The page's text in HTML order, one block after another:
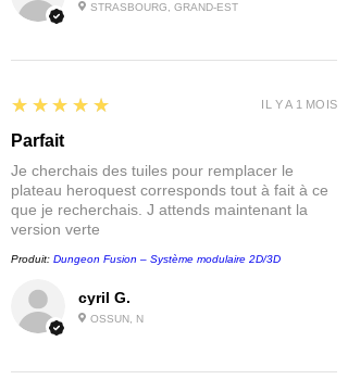
STRASBOURG, GRAND-EST
cyril G.
OSSUN, N
5
★★★★★
Parfait
Je cherchais des tuiles pour remplacer le
plateau heroquest corresponds tout à fait à ce
que je recherchais. J attends maintenant la
version verte
Produit: Dungeon Fusion – Système modulaire 2D/3D
IL Y A 1 MOIS